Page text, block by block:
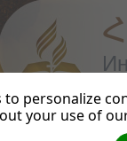
to personalize
your use of